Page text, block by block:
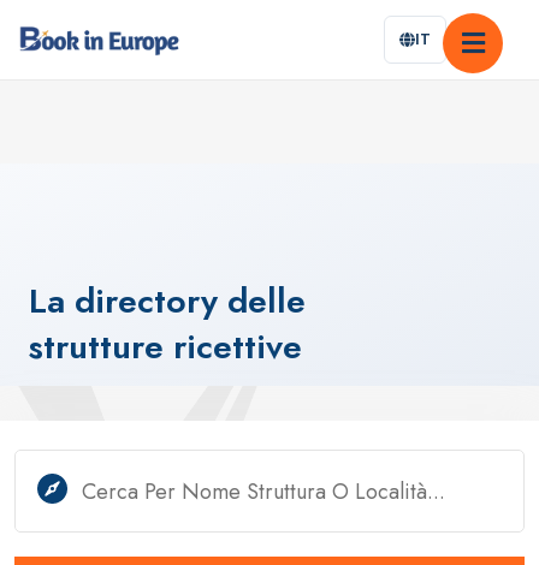
IT
La directory delle
strutture ricettive